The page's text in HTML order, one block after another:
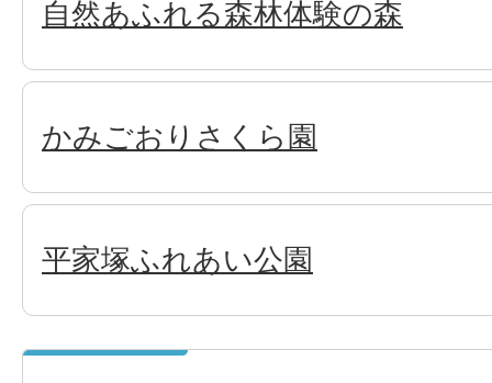
自然あふれる森林体験の森
かみごおりさくら園
平家塚ふれあい公園